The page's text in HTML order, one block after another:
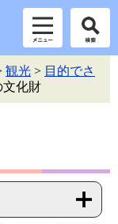
観光 > 目的でさ
文化財